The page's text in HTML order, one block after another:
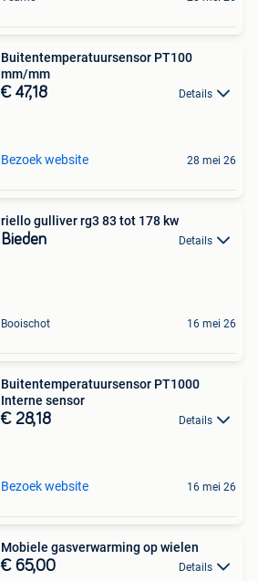
Buitentemperatuursensor PT100
mm/mm
€ 47,18 Details
Bezoek website 28 mei 26
riello gulliver rg3 83 tot 178 kw
Bieden Details
Booischot 16 mei 26
Buitentemperatuursensor PT1000
Interne sensor
€ 28,18 Details
Bezoek website 16 mei 26
Mobiele gasverwarming op wielen
€ 65,00 Details